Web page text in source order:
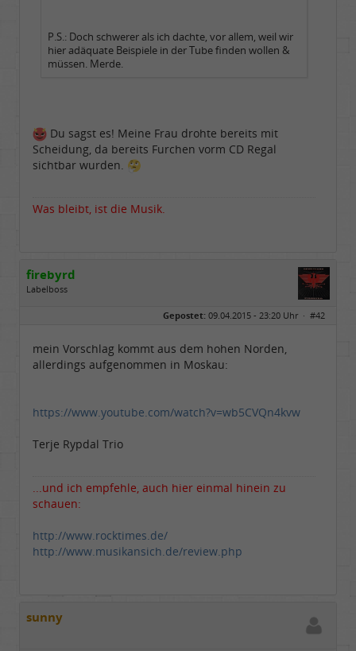
P.S.: Doch schwerer als ich dachte, vor allem, weil wir
hier adäquate Beispiele in der Tube finden wollen &
müssen. Merde.
Du sagst es! Meine Frau drohte bereits mit
Scheidung, da bereits Furchen vorm CD Regal
sichtbar wurden.
Was bleibt, ist die Musik.
firebyrd
Labelboss
Hausgeburt (Ausgeburt?)
Gepostet: 09.04.2015 - 23:20 Uhr · #42
mein Vorschlag kommt aus dem hohen Norden,
allerdings aufgenommen in Moskau:
https://www.youtube.com/watch?v=wb5CVQn4kvw
Terje Rypdal Trio
...und ich empfehle, auch hier einmal hinein zu
schauen:
http://www.rocktimes.de/
http://www.musikansich.de/review.php
sunny